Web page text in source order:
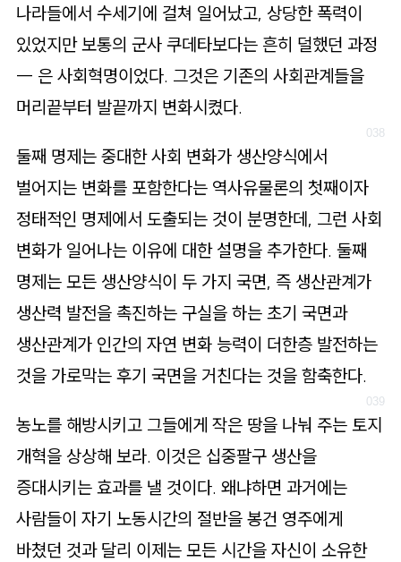
나라들에서 수세기에 걸쳐 일어났고, 상당한 폭력이
있었지만 보통의 군사 쿠데타보다는 흔히 덜했던 과정
― 은 사회혁명이었다. 그것은 기존의 사회관계들을
머리끝부터 발끝까지 변화시켰다.
둘째 명제는 중대한 사회 변화가 생산양식에서
벌어지는 변화를 포함한다는 역사유물론의 첫째이자
정태적인 명제에서 도출되는 것이 분명한데, 그런 사회
변화가 일어나는 이유에 대한 설명을 추가한다. 둘째
명제는 모든 생산양식이 두 가지 국면, 즉 생산관계가
생산력 발전을 촉진하는 구실을 하는 초기 국면과
생산관계가 인간의 자연 변화 능력이 더한층 발전하는
것을 가로막는 후기 국면을 거친다는 것을 함축한다.
농노를 해방시키고 그들에게 작은 땅을 나눠 주는 토지
개혁을 상상해 보라. 이것은 십중팔구 생산을
증대시키는 효과를 낼 것이다. 왜냐하면 과거에는
사람들이 자기 노동시간의 절반을 봉건 영주에게
바쳤던 것과 달리 이제는 모든 시간을 자신이 소유한